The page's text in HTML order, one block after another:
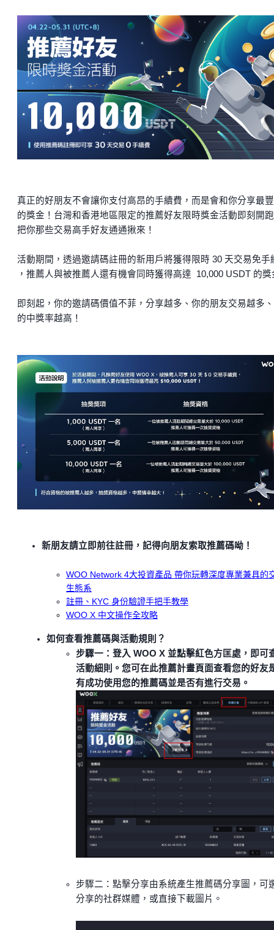
真正的好朋友不會讓你支付高昂的手續費，而是會和你分享最
的獎金！台灣和香港地區限定的推薦好友限時獎金活動即刻開
把你那些交易高手好友通通揪來！
活動期間，透過邀請碼註冊的新用戶將獲得限時 30 天交易免手
，推薦人與被推薦人還有機會同時獲得高達 10,000 USDT 的獎
即刻起，你的邀請碼價值不菲，分享越多、你的朋友交易越多
的中獎率越高！
新朋友請立即前往註冊，記得向朋友索取推薦碼呦！
WOO Network 4大投資產品 帶你玩轉深度專業兼具的
生態系
註冊、KYC 身份驗證手把手教學
WOO X 中文操作全攻略
如何查看推薦碼與活動規則？
步驟一：登入 WOO X 並點擊紅色方匡處，即可
活動細則。您可在此推薦計畫頁面查看您的好友
有成功使用您的推薦碼並是否有進行交易。
步驟二：點擊分享由系統產生推薦碼分享圖，可
分享的社群媒體，或直接下載圖片。